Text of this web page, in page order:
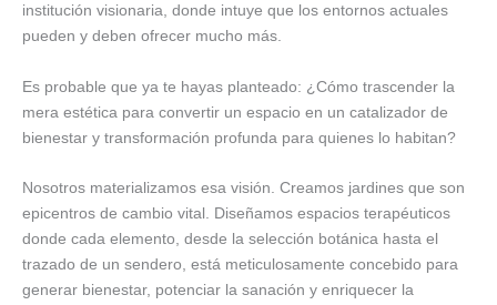
institución visionaria, donde intuye que los entornos actuales
pueden y deben ofrecer mucho más.
Es probable que ya te hayas planteado: ¿Cómo trascender la
mera estética para convertir un espacio en un catalizador de
bienestar y transformación profunda para quienes lo habitan?
Nosotros materializamos esa visión. Creamos jardines que son
epicentros de cambio vital. Diseñamos espacios terapéuticos
donde cada elemento, desde la selección botánica hasta el
trazado de un sendero, está meticulosamente concebido para
generar bienestar, potenciar la sanación y enriquecer la